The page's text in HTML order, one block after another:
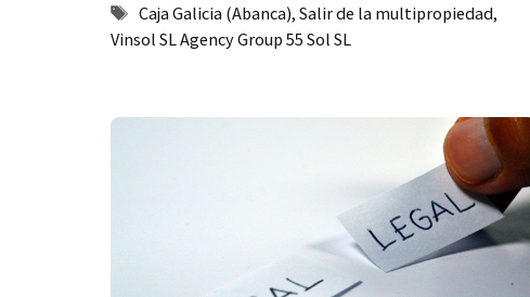
Etiquetas
Caja Galicia (Abanca), Salir de la multipropiedad,
Vinsol SL Agency Group 55 Sol SL